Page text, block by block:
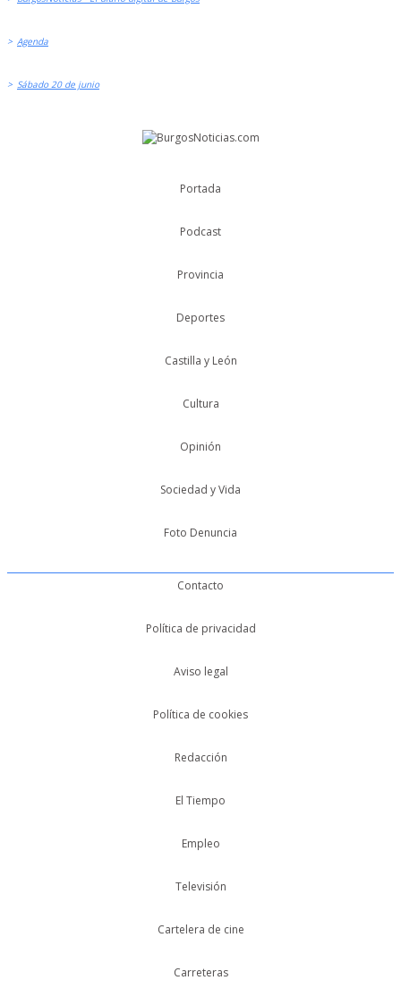
> Agenda
> Sábado 20 de junio
Portada
Podcast
Provincia
Deportes
Castilla y León
Cultura
Opinión
Sociedad y Vida
Foto Denuncia
Contacto
Política de privacidad
Aviso legal
Política de cookies
Redacción
El Tiempo
Empleo
Televisión
Cartelera de cine
Carreteras